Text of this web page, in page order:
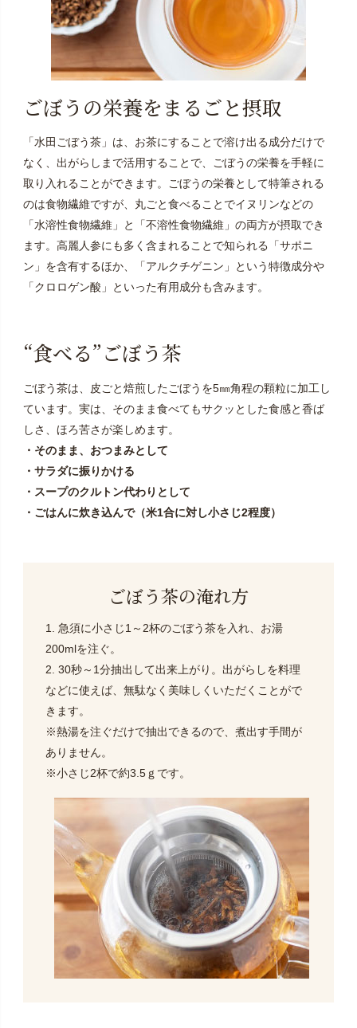
ごぼうの栄養をまるごと摂取
「水田ごぼう茶」は、お茶にすることで溶け出る成分だけで
なく、出がらしまで活用することで、ごぼうの栄養を手軽に
取り入れることができます。ごぼうの栄養として特筆される
のは食物繊維ですが、丸ごと食べることでイヌリンなどの
「水溶性食物繊維」と「不溶性食物繊維」の両方が摂取でき
ます。高麗人参にも多く含まれることで知られる「サポニ
ン」を含有するほか、「アルクチゲニン」という特徴成分や
「クロロゲン酸」といった有用成分も含みます。
“食べる”ごぼう茶
ごぼう茶は、皮ごと焙煎したごぼうを5㎜角程の顆粒に加工し
ています。実は、そのまま食べてもサクッとした食感と香ば
しさ、ほろ苦さが楽しめます。
・そのまま、おつまみとして
・サラダに振りかける
・スープのクルトン代わりとして
・ごはんに炊き込んで（米1合に対し小さじ2程度）
ごぼう茶の淹れ方
1. 急須に小さじ1～2杯のごぼう茶を入れ、お湯
200mlを注ぐ。
2. 30秒～1分抽出して出来上がり。出がらしを料理
などに使えば、無駄なく美味しくいただくことがで
きます。
※熱湯を注ぐだけで抽出できるので、煮出す手間が
ありません。
※小さじ2杯で約3.5ｇです。